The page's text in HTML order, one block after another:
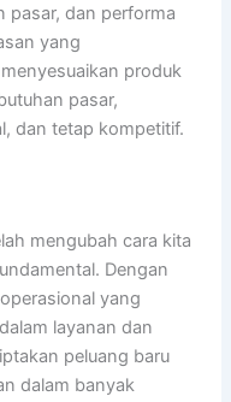
pasar, dan performa
yang
produk
pasar,
dan tetap kompetitif.
mengubah cara kita
Dengan
yang
layanan dan
peluang baru
dalam banyak